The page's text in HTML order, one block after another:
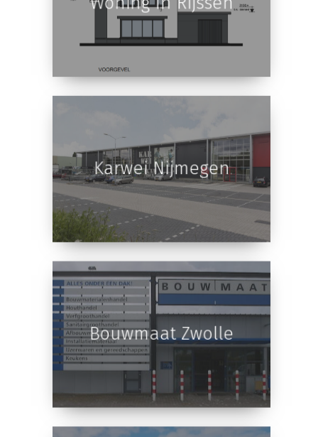
Woning In Rijssen
Karwei Nijmegen
Bouwmaat Zwolle